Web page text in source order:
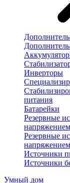
Инверторы
питания
Батарейки
Резервные
Резервные
Источники
Источники
Умный дом